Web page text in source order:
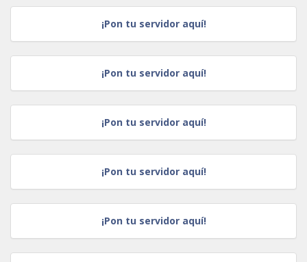
¡Pon tu servidor aquí!
¡Pon tu servidor aquí!
¡Pon tu servidor aquí!
¡Pon tu servidor aquí!
¡Pon tu servidor aquí!